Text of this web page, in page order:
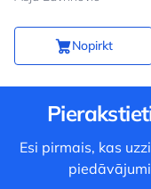
Nopirkt
Esi pirmais, kas